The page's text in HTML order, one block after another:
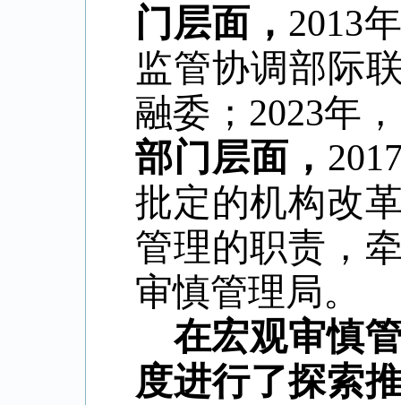
门层面， 2013
监管协调部际
融委； 2023年
部门层面，
批定的机构改
管理的职责，
审慎管理局。
在宏观审慎
度进行了探索